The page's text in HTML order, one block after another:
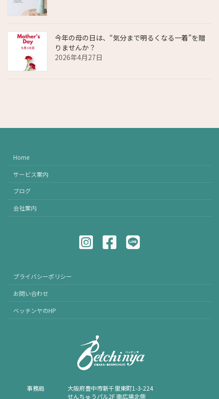
今年の母の日は、“気分まで明るくなる一着”を贈
りませんか？
2026年4月27日
Home
サービス案内
ブログ
会社案内
プライバシーポリシー
お問い合わせ
ベッチンヤのHP
事務局
⼤阪府豊中市新千⾥東町1-3-224
せんちゅうパル2F 南広場北側